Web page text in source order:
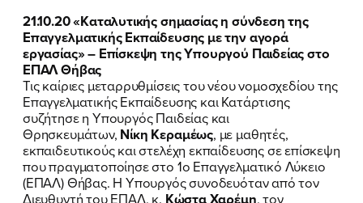
21.10.20 «Καταλυτικής σημασίας η σύνδεση της
Επαγγελματικής Εκπαίδευσης με την αγορά
εργασίας» – Επίσκεψη της Υπουργού Παιδείας στο
ΕΠΑΛ Θήβας
Τις καίριες μεταρρυθμίσεις του νέου νομοσχεδίου της
Επαγγελματικής Εκπαίδευσης και Κατάρτισης
συζήτησε η Υπουργός Παιδείας και
Θρησκευμάτων, Νίκη Κεραμέως, με μαθητές,
εκπαιδευτικούς και στελέχη εκπαίδευσης σε επίσκεψη
που πραγματοποίησε στο 1ο Επαγγελματικό Λύκειο
(ΕΠΑΛ) Θήβας. Η Υπουργός συνοδευόταν από τον
Διευθυντή του ΕΠΑΛ, κ. Κώστα Χαρέμη, τον
Δεδομένων
και τους τους
Όρους
Χρήσηςτου δικτυακού τόπου του
Πολιτικού Γραφείου της Βουλευτού
Νίκης Κεραμέως
ΥΠΟΒΟΛΗ
Δεδομένων
και τους τους
Όρους
Χρήσηςτου δικτυακού τόπου του
Πολιτικού Γραφείου της Βουλευτού
Νίκης Κεραμέως
ΥΠΟΒΟΛΗ